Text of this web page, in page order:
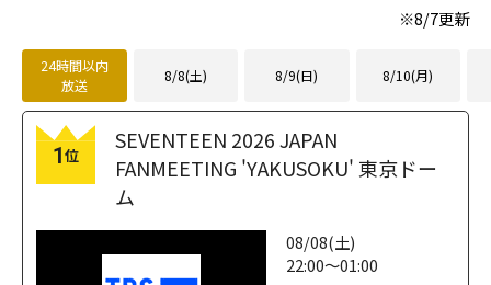
※8/7更新
24時間以内
放送
8/8(土) 8/9(日) 8/10(月)
1位
SEVENTEEN 2026 JAPAN
FANMEETING 'YAKUSOKU' 東京ドー
ム
08/08(土)
22:00～01:00